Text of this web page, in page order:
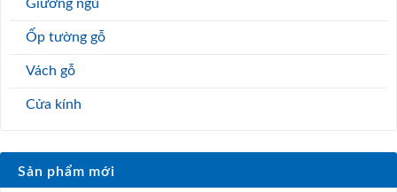
Giường ngủ
Ốp tường gỗ
Vách gỗ
Cửa kính
Sản phẩm mới